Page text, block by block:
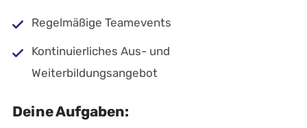
Regelmäßige Teamevents
Kontinuierliches Aus- und
Weiterbildungsangebot
Deine Aufgaben: